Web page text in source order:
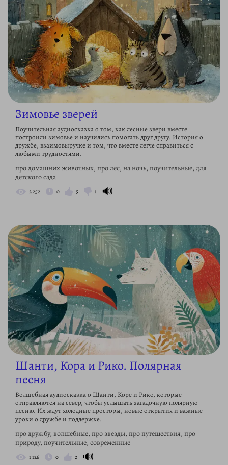
Зимовье зверей
Поучительная аудиосказка о том, как лесные звери вместе
построили зимовье и научились помогать друг другу. История о
дружбе, взаимовыручке и том, что вместе легче справиться с
любыми трудностями.
про домашних животных, про лес, на ночь, поучительные, для
детского сада
2 252 0 5 1 🔊
Шанти, Кора и Рико. Полярная
песня
Волшебная аудиосказка о Шанти, Коре и Рико, которые
отправляются на север, чтобы услышать загадочную полярную
песню. Их ждут холодные просторы, новые открытия и важные
уроки о дружбе и поддержке.
про дружбу, волшебные, про звезды, про путешествия, про
природу, поучительные, современные
1 126 0 2 🔊